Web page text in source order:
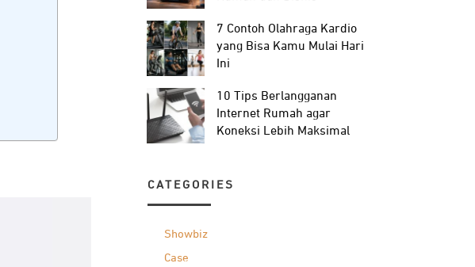
7 Contoh Olahraga Kardio
yang Bisa Kamu Mulai Hari
Ini
10 Tips Berlangganan
Internet Rumah agar
Koneksi Lebih Maksimal
CATEGORIES
Showbiz
Case